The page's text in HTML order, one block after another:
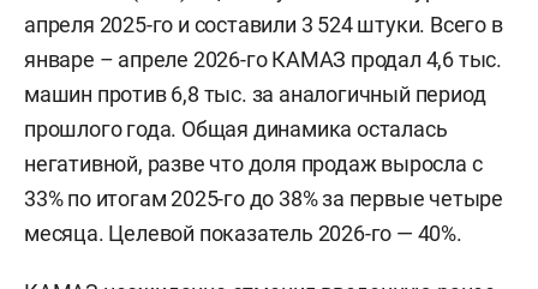
апреля 2025-го и составили 3 524 штуки. Всего в
январе – апреле 2026-го КАМАЗ продал 4,6 тыс.
машин против 6,8 тыс. за аналогичный период
прошлого года. Общая динамика осталась
негативной, разве что доля продаж выросла с
33% по итогам 2025-го до 38% за первые четыре
месяца. Целевой показатель 2026-го — 40%.